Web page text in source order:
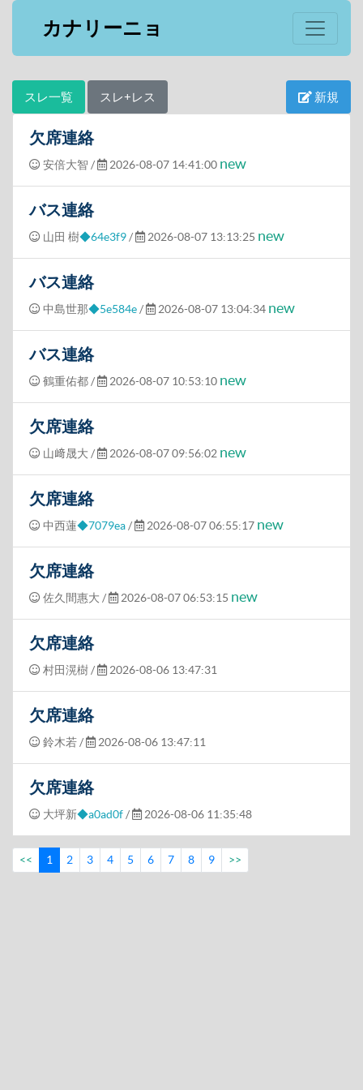
カナリーニョ
スレ一覧 スレ+レス 新規
欠席連絡
安倍大智 / 2026-08-07 14:41:00 new
バス連絡
山田 樹◆64e3f9 / 2026-08-07 13:13:25 new
バス連絡
中島世那◆5e584e / 2026-08-07 13:04:34 new
バス連絡
鶴重佑都 / 2026-08-07 10:53:10 new
欠席連絡
山﨑晟大 / 2026-08-07 09:56:02 new
欠席連絡
中西蓮◆7079ea / 2026-08-07 06:55:17 new
欠席連絡
佐久間惠大 / 2026-08-07 06:53:15 new
欠席連絡
村田滉樹 / 2026-08-06 13:47:31
欠席連絡
鈴木若 / 2026-08-06 13:47:11
欠席連絡
大坪新◆a0ad0f / 2026-08-06 11:35:48
<< 1 2 3 4 5 6 7 8 9 >>